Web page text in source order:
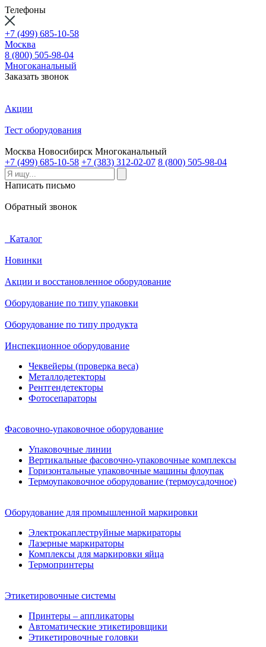
Телефоны
+7 (499) 685-10-58
Москва
8 (800) 505-98-04
Многоканальный
Заказать звонок
Акции
Тест оборудования
Москва Новосибирск Многоканальный
+7 (499) 685-10-58 +7 (383) 312-02-07 8 (800) 505-98-04
Написать письмо
Обратный звонок
Каталог
Новинки
Акции и восстановленное оборудование
Оборудование по типу упаковки
Оборудование по типу продукта
Инспекционное оборудование
Чеквейеры (проверка веса)
Металлодетекторы
Рентгендетекторы
Фотосепараторы
Фасовочно-упаковочное оборудование
Упаковочные линии
Вертикальные фасовочно-упаковочные комплексы
Горизонтальные упаковочные машины флоупак
Термоупаковочное оборудование (термоусадочное)
Оборудование для промышленной маркировки
Электрокаплеструйные маркираторы
Лазерные маркираторы
Комплексы для маркировки яйца
Термопринтеры
Этикетировочные системы
Принтеры – аппликаторы
Автоматические этикетировщики
Этикетировочные головки